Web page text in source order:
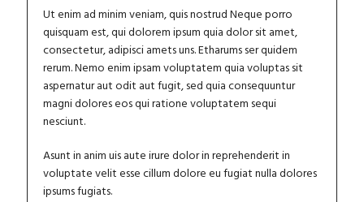
Ut enim ad minim veniam, quis nostrud Neque porro
quisquam est, qui dolorem ipsum quia dolor sit amet,
consectetur, adipisci amets uns. Etharums ser quidem
rerum. Nemo enim ipsam voluptatem quia voluptas sit
aspernatur aut odit aut fugit, sed quia consequuntur
magni dolores eos qui ratione voluptatem sequi
nesciunt.
Asunt in anim uis aute irure dolor in reprehenderit in
voluptate velit esse cillum dolore eu fugiat nulla dolores
ipsums fugiats.